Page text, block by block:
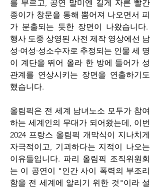
를 부르고, 공연 말미엔 길게 자른 빨간
종이가 창문을 통해 뿜어져 나오면서 피
가 분출되는 듯한 장면이 나왔습니다.
행사 도중 상영된 사전 제작 영상에선 남
성·여성·성소수자로 추정되는 인물 세 명
이 계단을 뛰어 올라 한 방에 들어가 성
관계를 연상시키는 장면을 연출하기도
했습니다.
올림픽은 전 세계 남녀노소 모두가 참여
하는 세계인의 무대가 되어왔는데, 이번
2024 프랑스 올림픽 개막식이 지나치게
자극적이고, 기괴하다는 지적이 나오는
이유들입니다. 파리 올림픽 조직위원회
는 이 공연이 "인간 사이 폭력의 부조리
함을 전 세계에 알리기 위한 것"이라 설